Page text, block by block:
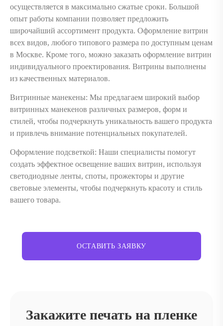
осуществляется в максимально сжатые сроки. Большой
опыт работы компании позволяет предложить
широчайший ассортимент продукта. Оформление витрин
всех видов, любого типового размера по доступным ценам
в Москве. Кроме того, можно заказать оформление витрин
индивидуального проектирования. Витрины выполнены
из качественных материалов.
Витринные манекены: Мы предлагаем широкий выбор
витринных манекенов различных размеров, форм и
стилей, чтобы подчеркнуть уникальность вашего продукта
и привлечь внимание потенциальных покупателей.
Оформление подсветкой: Наши специалисты помогут
создать эффектное освещение ваших витрин, используя
светодиодные ленты, споты, прожекторы и другие
световые элементы, чтобы подчеркнуть красоту и стиль
вашего товара.
ОСТАВИТЬ ЗАЯВКУ
Закажите печать на пленке